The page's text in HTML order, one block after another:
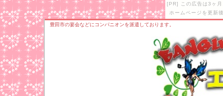
[PR] この広告は3ヶ
ホームページを更新
豊田市の宴会などにコンパニオンを派遣しております。